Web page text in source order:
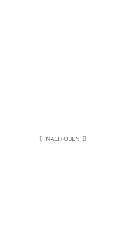
NACH OBEN